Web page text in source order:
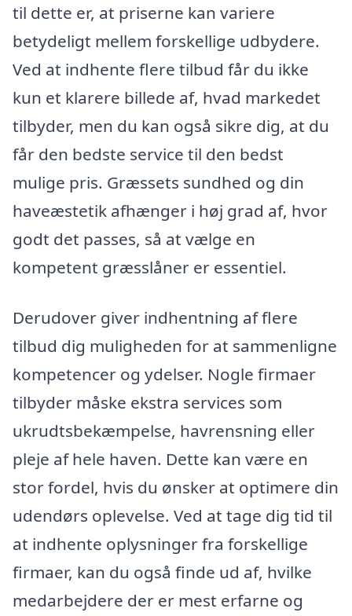
til dette er, at priserne kan variere
betydeligt mellem forskellige udbydere.
Ved at indhente flere tilbud får du ikke
kun et klarere billede af, hvad markedet
tilbyder, men du kan også sikre dig, at du
får den bedste service til den bedst
mulige pris. Græssets sundhed og din
haveæstetik afhænger i høj grad af, hvor
godt det passes, så at vælge en
kompetent græsslåner er essentiel.
Derudover giver indhentning af flere
tilbud dig muligheden for at sammenligne
kompetencer og ydelser. Nogle firmaer
tilbyder måske ekstra services som
ukrudtsbekæmpelse, havrensning eller
pleje af hele haven. Dette kan være en
stor fordel, hvis du ønsker at optimere din
udendørs oplevelse. Ved at tage dig tid til
at indhente oplysninger fra forskellige
firmaer, kan du også finde ud af, hvilke
medarbejdere der er mest erfarne og